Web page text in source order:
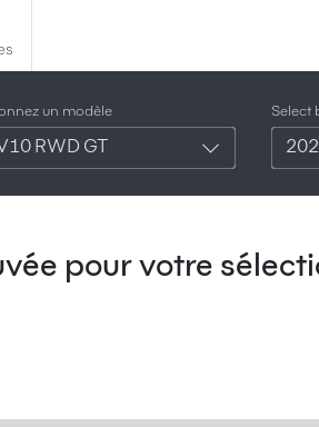
un modèle
RWD GT
Select
pour votre